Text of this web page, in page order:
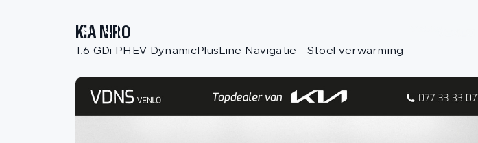
KIA NIRO
1.6 GDi PHEV DynamicPlusLine Navigatie - Stoel verwarming